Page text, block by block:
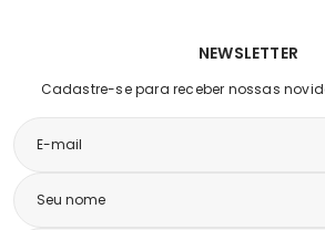
NEWSLETTER
Cadastre-se para receber nossas